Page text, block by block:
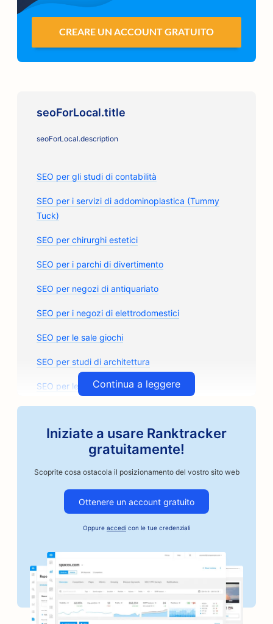
CREARE UN ACCOUNT GRATUITO
seoForLocal.title
seoForLocal.description
SEO per gli studi di contabilità
SEO per i servizi di addominoplastica (Tummy
Tuck)
SEO per chirurghi estetici
SEO per i parchi di divertimento
SEO per negozi di antiquariato
SEO per i negozi di elettrodomestici
SEO per le sale giochi
SEO per studi di architettura
SEO per le classi d'arte
SEO per le carrozzerie
SEO per le officine di riparazione auto
SEO per i torrefattori artigianali
SEO per i servizi di cauzione
SEO per panifici
SEO per le banche
SEO per i barbieri
Continua a leggere
Iniziate a usare Ranktracker
gratuitamente!
Scoprite cosa ostacola il posizionamento del vostro sito web
Ottenere un account gratuito
Oppure accedi con le tue credenziali